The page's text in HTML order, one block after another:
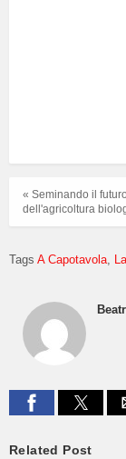
« Seminando il futuro
dell'agricoltura
Tags A Capotavola
Related Post